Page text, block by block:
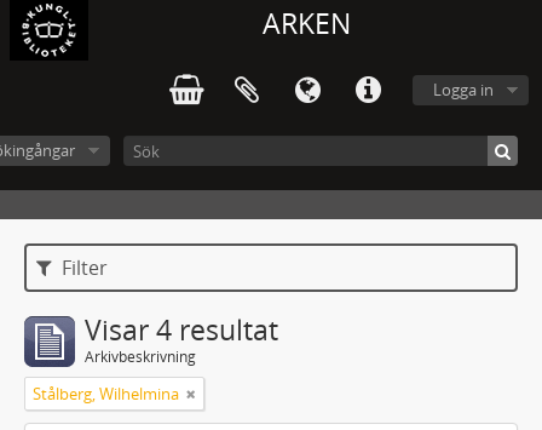
ARKEN
Logga in
Filter
Visar 4 resultat
Arkivbeskrivning
Stålberg, Wilhelmina